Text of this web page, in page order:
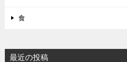
食
最近の投稿